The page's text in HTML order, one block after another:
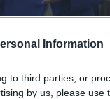
Information
to third parties, or
by us, please use